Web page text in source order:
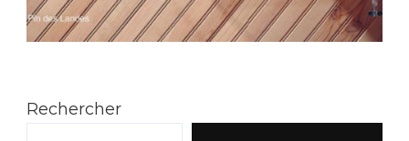
Rechercher